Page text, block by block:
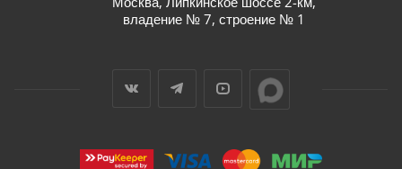
владение № 7, строение № 1